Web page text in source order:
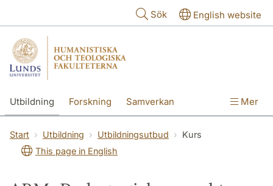
Sök English website
Utbildning Forskning Samverkan Mer
Start Utbildning Utbildningsutbud
Kurs
This page in English